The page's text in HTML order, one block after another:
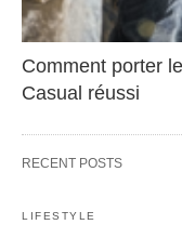
Comment porter
Casual réussi
RECENT POSTS
LIFESTYLE